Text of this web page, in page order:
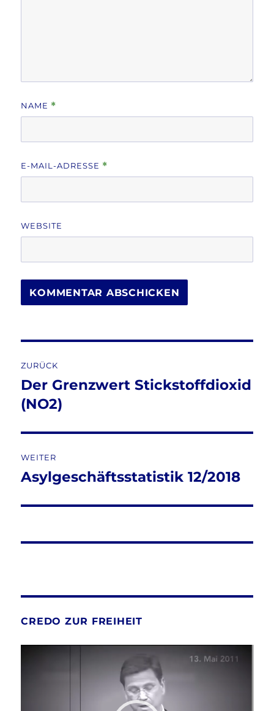
NAME *
E-MAIL-ADRESSE *
WEBSITE
ZURÜCK
Vorheriger
Beitrag:
Der Grenzwert Stickstoffdioxid
(NO2)
WEITER
Nächster
Asylgeschäftsstatistik 12/2018
CREDO ZUR FREIHEIT